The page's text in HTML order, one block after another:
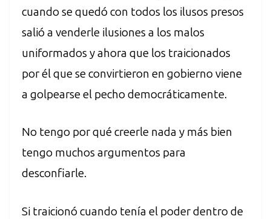
cuando se quedó con todos los ilusos presos
salió a venderle ilusiones a los malos
uniformados y ahora que los traicionados
por él que se convirtieron en gobierno viene
a golpearse el pecho democráticamente.
No tengo por qué creerle nada y más bien
tengo muchos argumentos para
desconfiarle.
Si traicionó cuando tenía el poder dentro de